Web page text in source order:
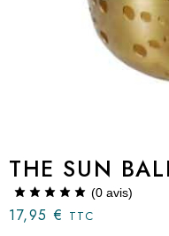
THE SUN
(0 avis)
17,95€ TTC